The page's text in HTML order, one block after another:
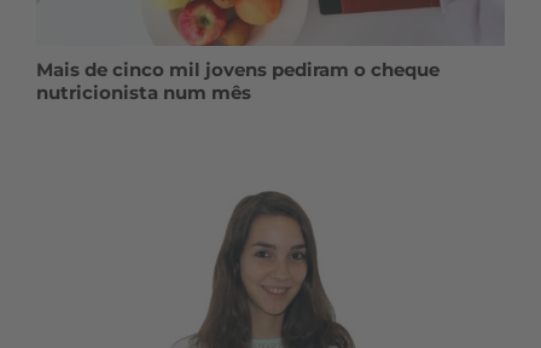
Mais de cinco mil jovens pediram o cheque
nutricionista num mês